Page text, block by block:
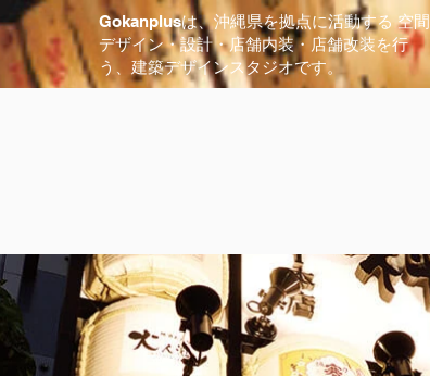
Gokanplusは、沖縄県を拠点に活動する 空間
デザイン・設計・店舗内装・店舗改装を行
う、建築デザインスタジオです。